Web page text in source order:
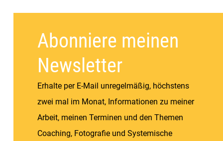
Abonniere meinen
Newsletter
Erhalte per E-Mail unregelmäßig, höchstens
zwei mal im Monat, Informationen zu meiner
Arbeit, meinen Terminen und den Themen
Coaching, Fotografie und Systemische